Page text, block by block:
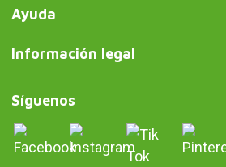
Ayuda
Información legal
Síguenos